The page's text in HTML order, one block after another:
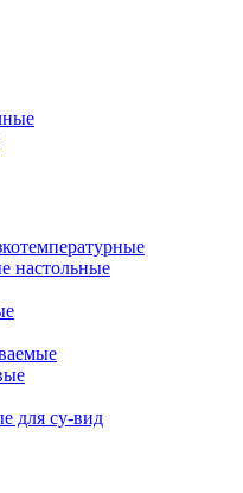
настольные
для су-вид